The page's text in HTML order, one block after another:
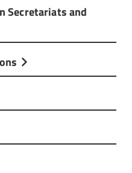
Secretariats and